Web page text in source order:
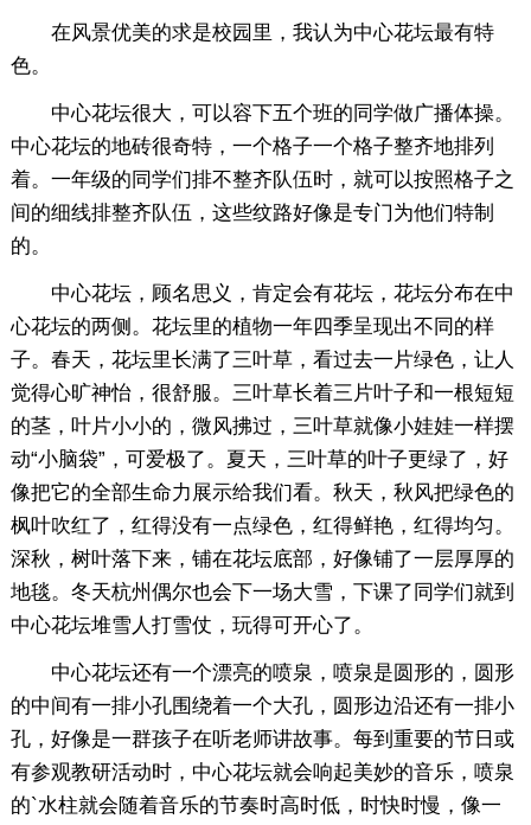
在风景优美的求是校园里，我认为中心花坛最有特
色。
中心花坛很大，可以容下五个班的同学做广播体操。
中心花坛的地砖很奇特，一个格子一个格子整齐地排列
着。一年级的同学们排不整齐队伍时，就可以按照格子之
间的细线排整齐队伍，这些纹路好像是专门为他们特制
的。
中心花坛，顾名思义，肯定会有花坛，花坛分布在中
心花坛的两侧。花坛里的植物一年四季呈现出不同的样
子。春天，花坛里长满了三叶草，看过去一片绿色，让人
觉得心旷神怡，很舒服。三叶草长着三片叶子和一根短短
的茎，叶片小小的，微风拂过，三叶草就像小娃娃一样摆
动“小脑袋”，可爱极了。夏天，三叶草的叶子更绿了，好
像把它的全部生命力展示给我们看。秋天，秋风把绿色的
枫叶吹红了，红得没有一点绿色，红得鲜艳，红得均匀。
深秋，树叶落下来，铺在花坛底部，好像铺了一层厚厚的
地毯。冬天杭州偶尔也会下一场大雪，下课了同学们就到
中心花坛堆雪人打雪仗，玩得可开心了。
中心花坛还有一个漂亮的喷泉，喷泉是圆形的，圆形
的中间有一排小孔围绕着一个大孔，圆形边沿还有一排小
孔，好像是一群孩子在听老师讲故事。每到重要的节日或
有参观教研活动时，中心花坛就会响起美妙的音乐，喷泉
的`水柱就会随着音乐的节奏时高时低，时快时慢，像一